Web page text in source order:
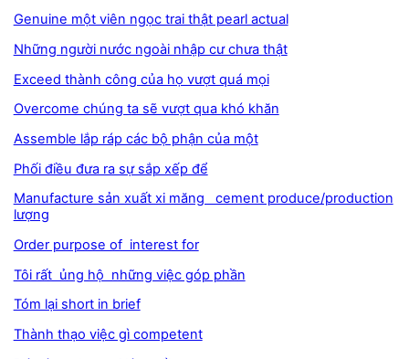
Genuine một viên ngọc trai thật pearl actual
Những người nước ngoài nhập cư chưa thật
Exceed thành công của họ vượt quá mọi
Overcome chúng ta sẽ vượt qua khó khăn
Assemble lắp ráp các bộ phận của một
Phối điều đưa ra sự sắp xếp để
Manufacture sản xuất xi măng cement produce/production
lượng
Order purpose of interest for
Tôi rất ủng hộ những việc góp phần
Tóm lại short in brief
Thành thạo việc gì competent